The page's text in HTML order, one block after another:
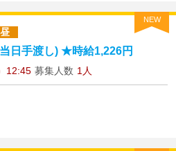
NEW
昼
日手渡し) ★時給1,226円
12:45 募集人数 1人